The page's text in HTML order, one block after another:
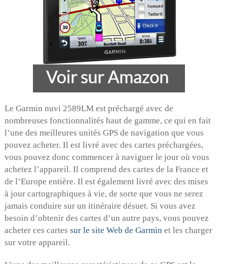
Le Garmin nuvi 2589LM est préchargé avec de
nombreuses fonctionnalités haut de gamme, ce qui en fait
l’une des meilleures unités GPS de navigation que vous
pouvez acheter. Il est livré avec des cartes préchargées,
vous pouvez donc commencer à naviguer le jour où vous
achetez l’appareil. Il comprend des cartes de la France et
de l’Europe entière. Il est également livré avec des mises
à jour cartographiques à vie, de sorte que vous ne serez
jamais conduire sur un itinéraire désuet. Si vous avez
besoin d’obtenir des cartes d’un autre pays, vous pouvez
acheter ces cartes sur le site Web de Garmin et les charger
sur votre appareil.